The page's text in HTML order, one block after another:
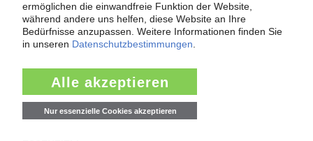
Meistgelesen
Karl Hess: Automobilzulieferer ist insolvent
Rhein-Niedrigwasser: Zahlreiche Force-Majeure-